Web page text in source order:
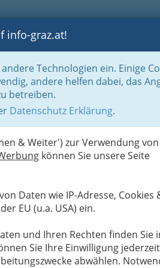
GASTRONOMIE BRANCHEN
info-graz.at!
Technologien ein. Einige
andere helfen dabei, das
betreiben.
Datenschutz Erklärung.
& Weiter') zur Verwendung von
können Sie unsere Seite
Daten wie IP-Adresse, Cookies
EU (u.a. USA) ein.
und Ihren Rechten finden Sie
Sie Ihre Einwilligung jederzeit
abwählen.
Schausteller